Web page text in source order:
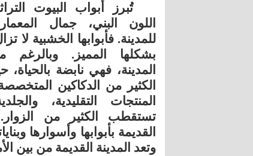
تُبرز أبواب البيوت
اللون البني، جمال
للمدينة. فأبوابها الخشبية لا
بشكلها المميز.
المدينة، فهي نابضة
الكثير من الدكاكين
المنتجات التقليدية،
تستقطب الكثير من الزوار .
القديمة بأبوابها وأسوارها
وتعد المدينة القديمة من بين